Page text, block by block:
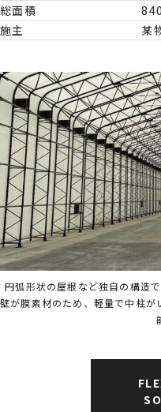
総面積
施主
某
円弧形状の屋根など独自の構造
壁が膜素材のため、軽量で中柱